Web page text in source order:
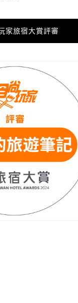
家旅宿大賞評審